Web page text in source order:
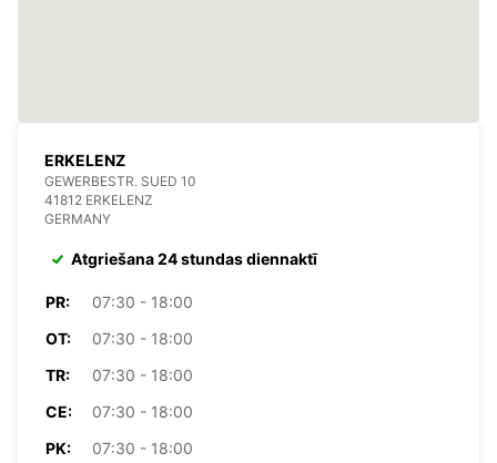
ERKELENZ
GEWERBESTR. SUED 10
41812 ERKELENZ
GERMANY
Atgriešana 24 stundas diennaktī
PR:
07:30 - 18:00
OT:
07:30 - 18:00
TR:
07:30 - 18:00
CE:
07:30 - 18:00
PK:
07:30 - 18:00